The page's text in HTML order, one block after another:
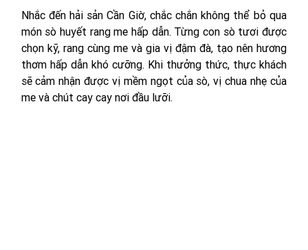
Nhắc đến hải sản Cần Giờ, chắc chắn không thể bỏ qua
món sò huyết rang me hấp dẫn. Từng con sò tươi được
chọn kỹ, rang cùng me và gia vị đậm đà, tạo nên hương
thơm hấp dẫn khó cưỡng. Khi thưởng thức, thực khách
sẽ cảm nhận được vị mềm ngọt của sò, vị chua nhẹ của
me và chút cay cay nơi đầu lưỡi.